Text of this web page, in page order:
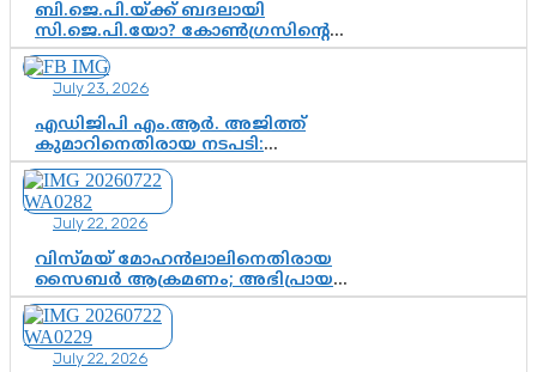
ബി.ജെ.പി.യ്ക്ക് ബദലായി
സി.ജെ.പി.യോ? കോൺഗ്രസിന്റെ
രാഷ്ട്രീയ ഇടം കൈവശപ്പെടുത്താൻ
സിജെപി ഉയർന്നുകഴിഞ്ഞോ?
ഇന്ത്യൻ രാഷ്ട്രീയത്തിലെ പുതിയ
വഴിത്തിരിവ്
July 23, 2026
എഡിജിപി എം.ആർ. അജിത്ത്
കുമാറിനെതിരായ നടപടി:
സസ്പെൻഷനിൽ ഒതുങ്ങുമോ,
അതോ കൂടുതൽ കടുത്ത
നടപടികളിലേക്കോ?
July 22, 2026
വിസ്മയ് മോഹൻലാലിനെതിരായ
സൈബർ ആക്രമണം; അഭിപ്രായ
സ്വാതന്ത്ര്യത്തെ നിശ്ശബ്ദമാക്കുന്ന
ഡിജിറ്റൽ ഗുണ്ടായിസത്തിന് അറുതി
വേണം
July 22, 2026